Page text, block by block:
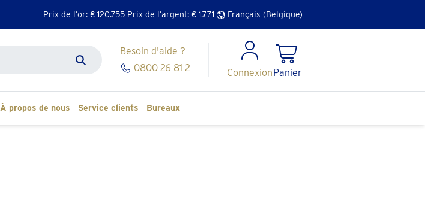
Prix de l’or: € 120.755 Prix de l’argent: € 1.771 Français (Belgique)
Zoeken
Besoin d'aide ?
0800 26 81 2
ConnexionPanier
À propos de nous Service clients Bureaux